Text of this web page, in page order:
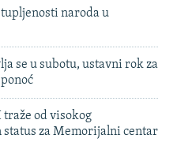
naroda u
se u subotu, ustavni rok za
od visokog
status za Memorijalni centar